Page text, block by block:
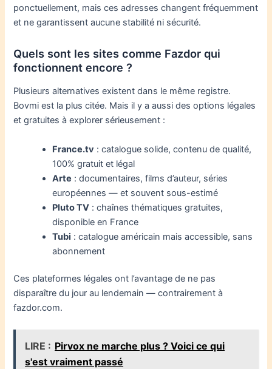
ponctuellement, mais ces adresses changent fréquemment
et ne garantissent aucune stabilité ni sécurité.
Quels sont les sites comme Fazdor qui
fonctionnent encore ?
Plusieurs alternatives existent dans le même registre.
Bovmi est la plus citée. Mais il y a aussi des options légales
et gratuites à explorer sérieusement :
France.tv : catalogue solide, contenu de qualité,
100% gratuit et légal
Arte : documentaires, films d’auteur, séries
européennes — et souvent sous-estimé
Pluto TV : chaînes thématiques gratuites,
disponible en France
Tubi : catalogue américain mais accessible, sans
abonnement
Ces plateformes légales ont l’avantage de ne pas
disparaître du jour au lendemain — contrairement à
fazdor.com.
LIRE : Pirvox ne marche plus ? Voici ce qui
s'est vraiment passé